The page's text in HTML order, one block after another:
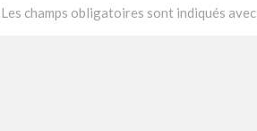
Les champs obligatoires sont indiqués avec